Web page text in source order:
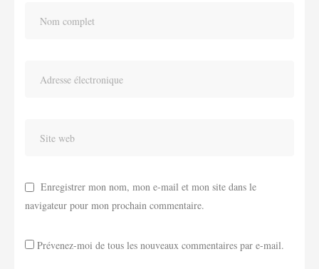
Enregistrer mon nom, mon e-mail et mon site dans le
navigateur pour mon prochain commentaire.
Prévenez-moi de tous les nouveaux commentaires par e-mail.